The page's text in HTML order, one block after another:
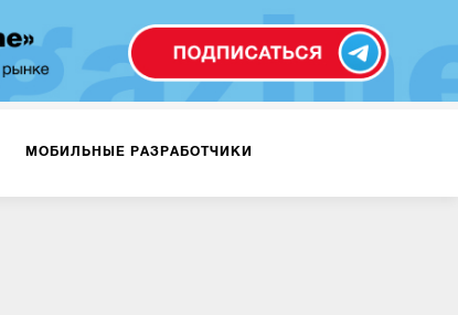
МОБИЛЬНЫЕ РАЗРАБОТЧИКИ